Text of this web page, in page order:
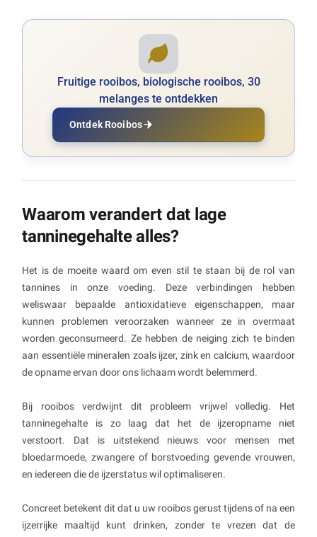
Fruitige rooibos, biologische rooibos, 30
melanges te ontdekken
Ontdek Rooibos
Waarom verandert dat lage
tanninegehalte alles?
Het is de moeite waard om even stil te staan bij de rol van
tannines in onze voeding. Deze verbindingen hebben
weliswaar bepaalde antioxidatieve eigenschappen, maar
kunnen problemen veroorzaken wanneer ze in overmaat
worden geconsumeerd. Ze hebben de neiging zich te binden
aan essentiële mineralen zoals ijzer, zink en calcium, waardoor
de opname ervan door ons lichaam wordt belemmerd.
Bij rooibos verdwijnt dit probleem vrijwel volledig. Het
tanninegehalte is zo laag dat het de ijzeropname niet
verstoort. Dat is uitstekend nieuws voor mensen met
bloedarmoede, zwangere of borstvoeding gevende vrouwen,
en iedereen die de ijzerstatus wil optimaliseren.
Concreet betekent dit dat u uw rooibos gerust tijdens of na een
ijzerrijke maaltijd kunt drinken, zonder te vrezen dat de